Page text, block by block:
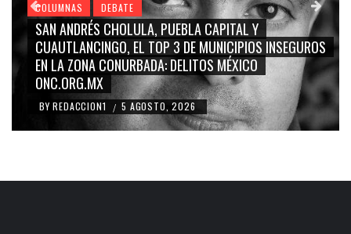
COLUMNAS DEBATE
GRACE PALOMARES, NAY SALVATORI, SERGIO MAYER,
CARMEN SALINAS “LA CORCHOLATA”, CUAUHTÉMOC
BLANCO, SILVIA PINAL: LA TRIVIALIZACIÓN Y
RIDICULIZACIÓN DE LA REPRESENTACIÓN CIUDADANA
BY REDACCION1 / 4 AGOSTO, 2026